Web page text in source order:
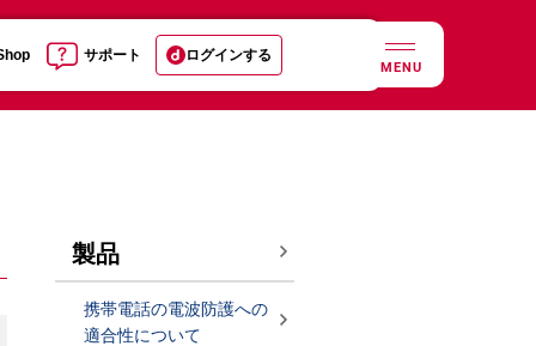
サポート ログインする
MENU
製品
携帯電話の電波防護への
適合性について